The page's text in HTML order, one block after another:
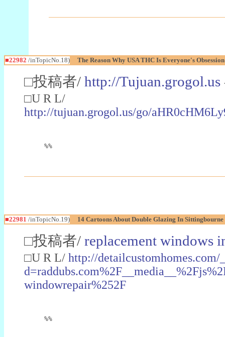
■22982 /inTopicNo.18) The Reason Why USA THC Is Everyone's
□投稿者/ http://Tujuan.grogol.us
□U R L/
http://tujuan.grogol.us/go/
%%
■22981 /inTopicNo.19) 14 Cartoons About Double Glazing In
□投稿者/ replacement windows
□U R L/ http://detailcustomhomes.com/
windowrepair%252F
%%